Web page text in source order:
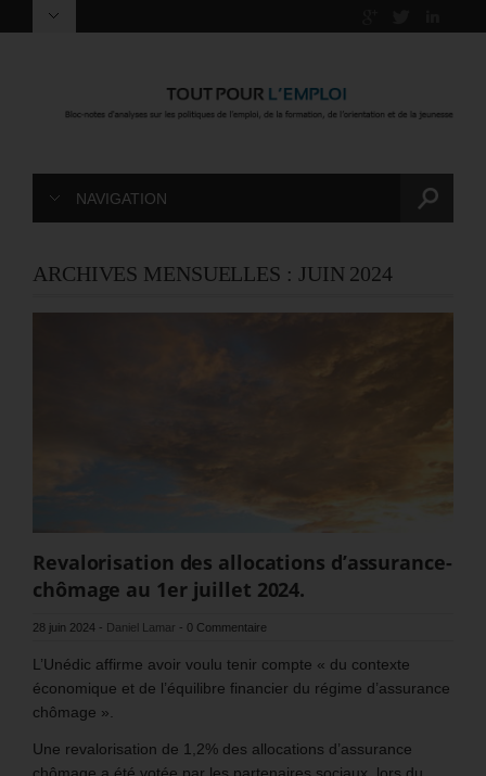
NAVIGATION
ARCHIVES MENSUELLES : JUIN 2024
Revalorisation des allocations d’assurance-
chômage au 1er juillet 2024.
28 juin 2024 - Daniel Lamar - 0 Commentaire
L’Unédic affirme avoir voulu tenir compte « du contexte
économique et de l’équilibre financier du régime d’assurance
chômage ».
Une revalorisation de 1,2% des allocations d’assurance